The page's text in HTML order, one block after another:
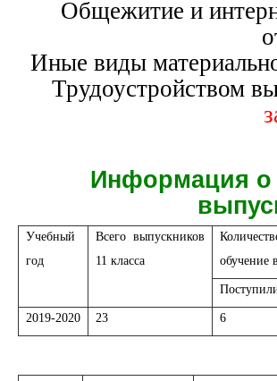
Общежитие и
Иные виды
Информация о
Учебный
год
Всего выпускников
11 класса
обучение
2019-2020 23 6